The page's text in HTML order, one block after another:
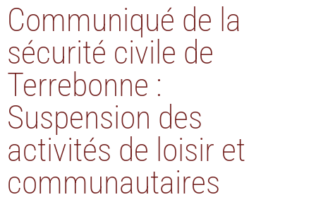
Communiqué de la
sécurité civile de
Terrebonne :
Suspension des
activités de loisir et
communautaires